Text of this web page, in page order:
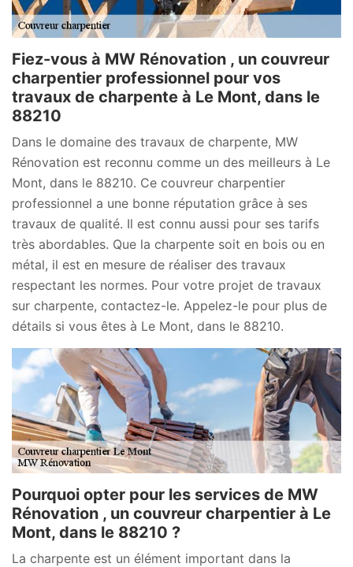
Fiez-vous à MW Rénovation , un couvreur
charpentier professionnel pour vos
travaux de charpente à Le Mont, dans le
88210
Dans le domaine des travaux de charpente, MW
Rénovation est reconnu comme un des meilleurs à Le
Mont, dans le 88210. Ce couvreur charpentier
professionnel a une bonne réputation grâce à ses
travaux de qualité. Il est connu aussi pour ses tarifs
très abordables. Que la charpente soit en bois ou en
métal, il est en mesure de réaliser des travaux
respectant les normes. Pour votre projet de travaux
sur charpente, contactez-le. Appelez-le pour plus de
détails si vous êtes à Le Mont, dans le 88210.
Pourquoi opter pour les services de MW
Rénovation , un couvreur charpentier à Le
Mont, dans le 88210 ?
La charpente est un élément important dans la